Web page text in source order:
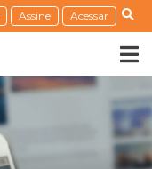
Assine Acessar